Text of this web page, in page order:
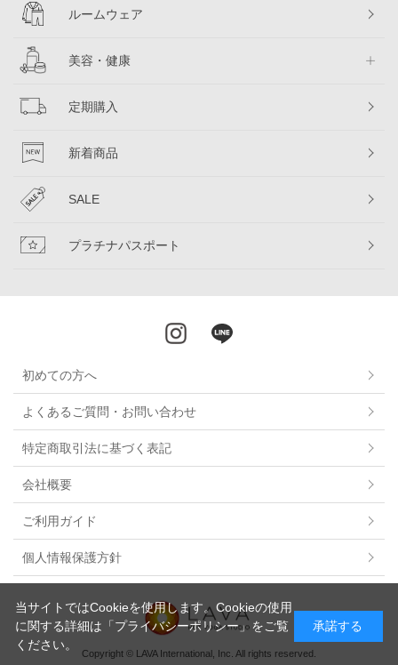
ルームウェア
美容・健康
定期購入
新着商品
SALE
プラチナパスポート
初めての方へ
よくあるご質問・お問い合わせ
特定商取引法に基づく表記
会社概要
ご利用ガイド
個人情報保護方針
Copyright © LAVA International, Inc. All rights reserved.
当サイトではCookieを使用します。Cookieの使用
に関する詳細は 「プライバシーポリシー」をご覧
ください。
承諾する